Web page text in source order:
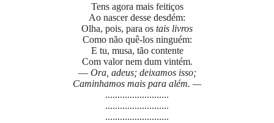
Tens agora mais feitiços
Ao nascer desse desdém:
Olha, pois, para os tais livros
Como não quê-los ninguém:
E tu, musa, tão contente
Com valor nem dum vintém.
— Ora, adeus; deixamos isso;
Caminhamos mais para além. —
..........................
..........................
..........................